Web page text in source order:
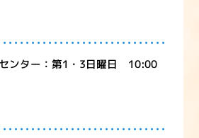
ンター：第1・3日曜日 10:00